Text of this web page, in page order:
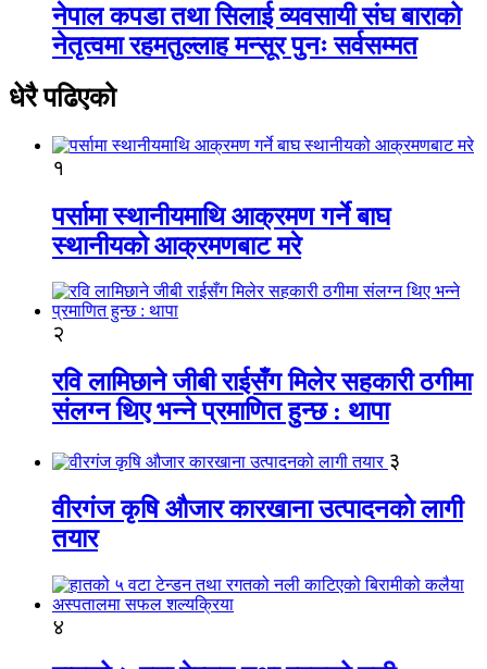
नेपाल कपडा तथा सिलाई व्यवसायी संघ बाराको
नेतृत्वमा रहमतुल्लाह मन्सूर पुनः सर्वसम्मत
धेरै पढिएको
१
पर्सामा स्थानीयमाथि आक्रमण गर्ने बाघ
स्थानीयको आक्रमणबाट मरे
२
रवि लामिछाने जीबी राईसँग मिलेर सहकारी ठगीमा
संलग्न थिए भन्ने प्रमाणित हुन्छ : थापा
३
वीरगंज कृषि औजार कारखाना उत्पादनको लागी
तयार
४